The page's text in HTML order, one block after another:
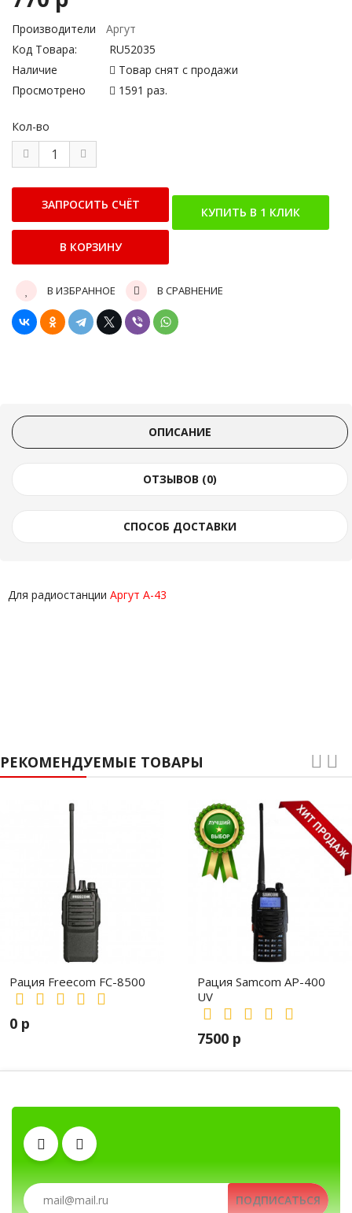
Производители
Аргут
Код Товара:
RU52035
Наличие
Товар снят с продажи
Просмотрено
1591 раз.
Кол-во
В ИЗБРАННОЕ В СРАВНЕНИЕ
ОПИСАНИЕ
ОТЗЫВОВ (0)
СПОСОБ ДОСТАВКИ
Для радиостанции Аргут А-43
РЕКОМЕНДУЕМЫЕ ТОВАРЫ
Рация Freecom FC-8500
0 р
Рация Samcom AP-400
UV
7500 р
Рации, радиостанции, рации для охоты и
Рации, радиостанции, рации для охоты и
Аккумуляторы ПОДПИСАТЬСЯ